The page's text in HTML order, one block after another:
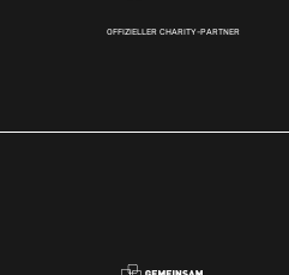
OFFIZIELLER CHARITY-PARTNER